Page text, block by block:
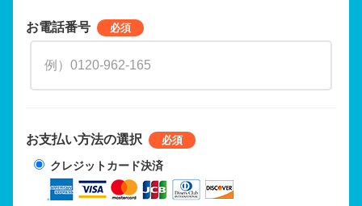
お電話番号
お支払い方法の選択
クレジットカード決済